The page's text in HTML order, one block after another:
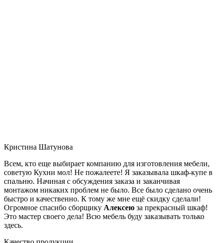
Кристина Шатунова
Всем, кто еще выбирает компанию для изготовления мебели,
советую Кухни мол! Не пожалеете! Я заказывала шкаф-купе в
спальню. Начиная с обсуждения заказа и заканчивая
монтажом никаких проблем не было. Все было сделано очень
быстро и качественно. К тому же мне ещё скидку сделали!
Огромное спасибо сборщику Алексею за прекрасный шкаф!
Это мастер своего дела! Всю мебель буду заказывать только
здесь.